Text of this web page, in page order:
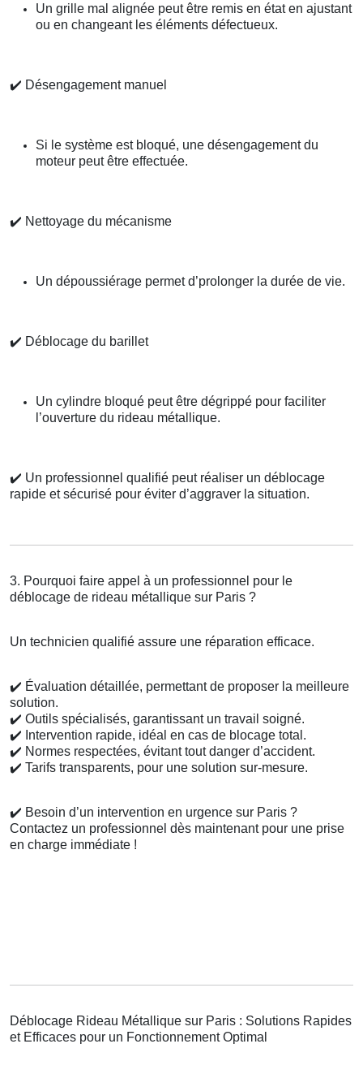
Un grille mal alignée peut être remis en état en ajustant
ou en changeant les éléments défectueux.
✔️ Désengagement manuel
Si le système est bloqué, une désengagement du
moteur peut être effectuée.
✔️ Nettoyage du mécanisme
Un dépoussiérage permet d’prolonger la durée de vie.
✔️ Déblocage du barillet
Un cylindre bloqué peut être dégrippé pour faciliter
l’ouverture du rideau métallique.
✔️ Un professionnel qualifié peut réaliser un déblocage
rapide et sécurisé pour éviter d’aggraver la situation.
3. Pourquoi faire appel à un professionnel pour le
déblocage de rideau métallique sur Paris ?
Un technicien qualifié assure une réparation efficace.
✔️ Évaluation détaillée, permettant de proposer la meilleure
solution.
✔️ Outils spécialisés, garantissant un travail soigné.
✔️ Intervention rapide, idéal en cas de blocage total.
✔️ Normes respectées, évitant tout danger d’accident.
✔️ Tarifs transparents, pour une solution sur-mesure.
✔️ Besoin d’un intervention en urgence sur Paris ?
Contactez un professionnel dès maintenant pour une prise
en charge immédiate !
Déblocage Rideau Métallique sur Paris : Solutions Rapides
et Efficaces pour un Fonctionnement Optimal